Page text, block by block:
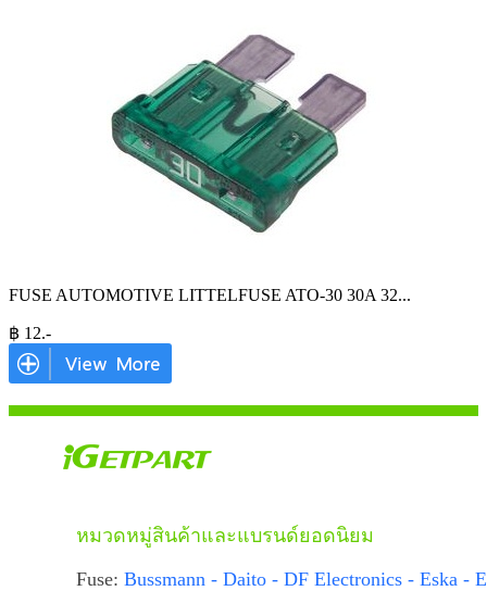
FUSE AUTOMOTIVE LITTELFUSE ATO-30 30A 32...
฿ 12.-
หมวดหมู่สินค้าและแบรนด์ยอดนิยม
Fuse: Bussmann - Daito - DF Electronics - Eska -